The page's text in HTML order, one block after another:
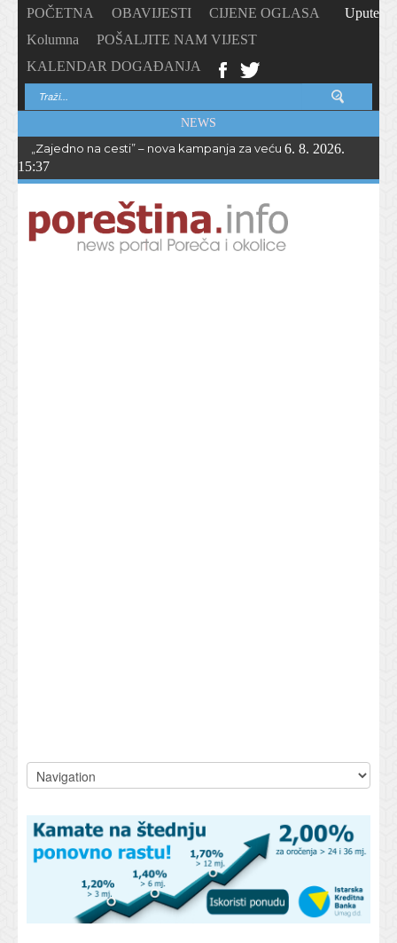
POČETNA OBAVIJESTI
CIJENE OGLASA
Kolumna
POŠALJITE NAM VIJEST
KALENDAR DOGAĐANJA
Upute
NEWS
„Zajedno na cesti” – nova kampanja za veću sigurnost biciklista
6. 8. 2026.
15:37